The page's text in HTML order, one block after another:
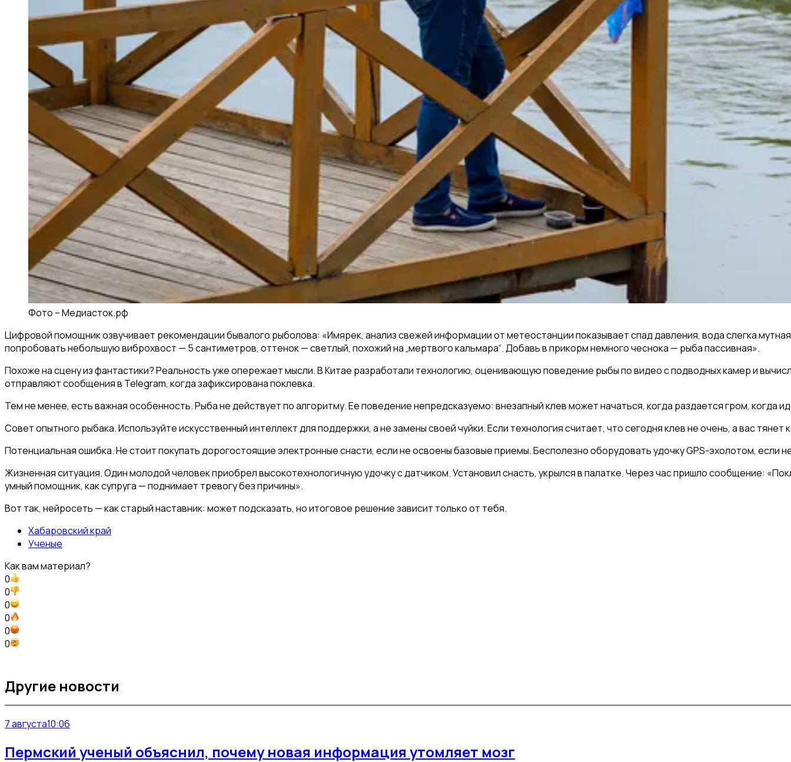
Фото –Медиасток.рф
Цифровой помощник озвучивает рекомендации бывалого рыболова: «Имярек, анализ свежей информации от метеостанции показывает спад давления, вода слегка
попробовать небольшую виброхвост — 5 сантиметров, оттенок — светлый, похожий на „мертвого кальмара“. Добавь в прикорм немного чеснока — рыба пассивная».
Похоже на сцену из фантастики? Реальность уже опережает мысли. В Китае разработали технологию, оценивающую поведение рыбы по видео с подводных камер и
отправляют сообщения в Telegram, когда зафиксирована поклевка.
Тем не менее, есть важная особенность. Рыба не действует по алгоритму. Ее поведение непредсказуемо: внезапный клев может начаться, когда раздается гром, когда
Совет опытного рыбака. Используйте искусственный интеллект для поддержки, а не замены своей чуйки. Если технология считает, что сегодня клев не очень, а вас
Потенциальная ошибка. Не стоит покупать дорогостоящие электронные снасти, если не освоены базовые приемы. Бесполезно оборудовать удочку GPS-эхолотом, если
Жизненная ситуация. Один молодой человек приобрел высокотехнологичную удочку с датчиком. Установил снасть, укрылся в палатке. Через час пришло сообщение:
умный помощник, как супруга — поднимает тревогу без причины».
Вот так, нейросеть — как старый наставник: может подсказать, но итоговое решение зависит только от тебя.
Хабаровский край
Ученые
Как вам материал?
0
0
0
0
0
0
Другие новости
7 августа10:06
Пермский ученый объяснил, почему новая информация утомляет мозг